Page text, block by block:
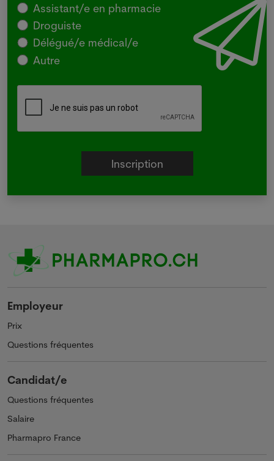
Assistant/e en pharmacie
Droguiste
Délégué/e médical/e
Autre
Employeur
Prix
Questions fréquentes
Candidat/e
Questions fréquentes
Salaire
Pharmapro France